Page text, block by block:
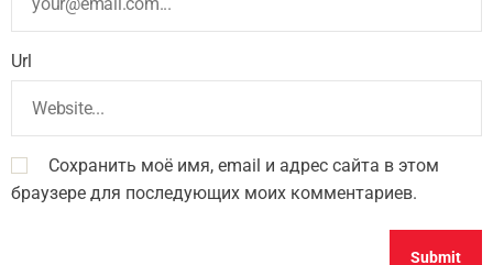
Url
Сохранить моё имя, email и адрес сайта в этом
браузере для последующих моих комментариев.